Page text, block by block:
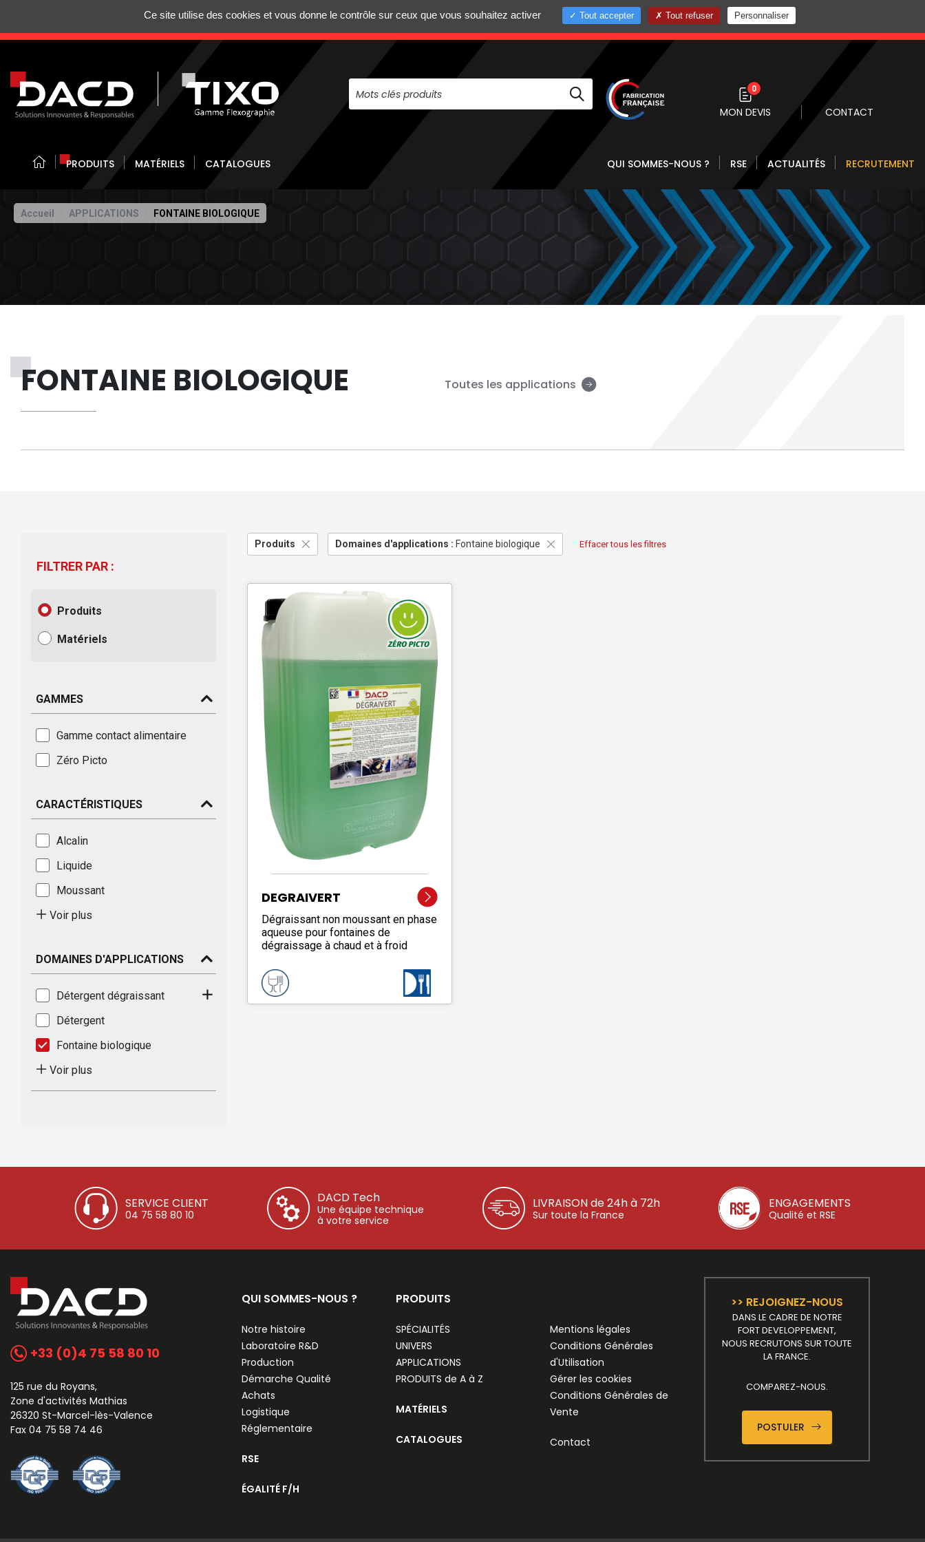
N'HÉSITEZ PAS À NOUS CONTACTER AU +33 (0)4 75 58 80 10
0
MON DEVIS CONTACT
PRODUITS MATÉRIELS CATALOGUES QUI SOMMES-NOUS ? RSE ACTUALITÉS RECRUTEMENT
Accueil APPLICATIONS FONTAINE BIOLOGIQUE
FONTAINE BIOLOGIQUE Toutes les applications
FILTRER PAR :
Produits
Matériels
GAMMES
Gamme contact alimentaire
Zéro Picto
CARACTÉRISTIQUES
Alcalin
Liquide
Moussant
Voir plus
DOMAINES D'APPLICATIONS
Détergent dégraissant
Détergent
Fontaine biologique
Voir plus
Produits Domaines d'applications : Fontaine biologique Effacer tous les filtres
DEGRAIVERT
Dégraissant non moussant en phase
aqueuse pour fontaines de
dégraissage à chaud et à froid
SERVICE CLIENT
04 75 58 80 10
DACD Tech
Une équipe technique
à votre service
LIVRAISON de 24h à 72h
Sur toute la France
ENGAGEMENTS
Qualité et RSE
+33 (0)4 75 58 80 10
125 rue du Royans,
Zone d'activités Mathias
26320 St-Marcel-lès-Valence
Fax 04 75 58 74 46
QUI SOMMES-NOUS ?
Notre histoire
Laboratoire R&D
Production
Démarche Qualité
Achats
Logistique
Réglementaire
RSE
ÉGALITÉ F/H
PRODUITS
SPÉCIALITÉS
UNIVERS
APPLICATIONS
PRODUITS de A à Z
MATÉRIELS
CATALOGUES
Mentions légales
Conditions Générales
d'Utilisation
Gérer les cookies
Conditions Générales de
Vente
Contact
>> REJOIGNEZ-NOUS
DANS LE CADRE DE NOTRE
FORT DEVELOPPEMENT,
NOUS RECRUTONS SUR TOUTE
LA FRANCE.
COMPAREZ-NOUS.
POSTULER
Ce site utilise des cookies et vous donne le contrôle sur ceux que vous souhaitez activer Tout accepter Tout refuser Personnaliser